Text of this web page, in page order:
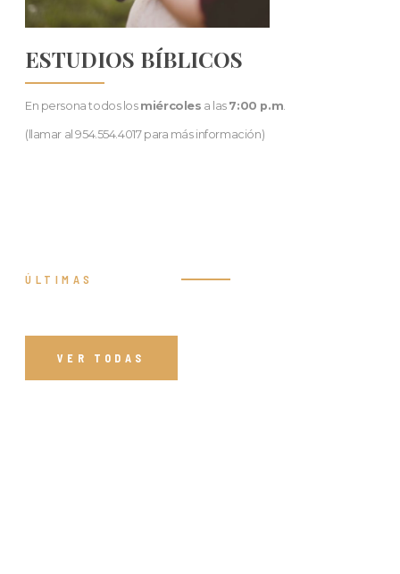
ESTUDIOS BÍBLICOS
En persona todos los miércoles a las 7:00 p.m.
(llamar al 954.554.4017 para más información)
ÚLTIMAS
VER TODAS